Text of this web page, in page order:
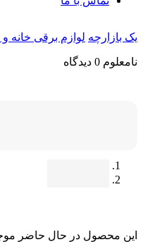
یک بازارچه لوازم برقی خانه و
نامعلوم 0 دیدگاه
این محصول در حال حاضر